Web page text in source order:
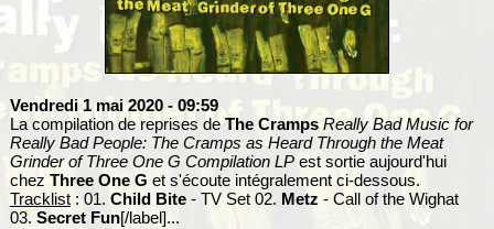
Vendredi 1 mai 2020 - 09:59
La compilation de reprises de The Cramps Really Bad Music for
Really Bad People: The Cramps as Heard Through the Meat
Grinder of Three One G Compilation LPest sortie aujourd'hui
chez Three One G et s'écoute intégralement ci-dessous.
Tracklist: 01. Child Bite- TV Set 02. Metz - Call of the Wighat
03. Secret Fun[/label]...